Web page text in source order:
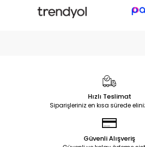
Hızlı Teslimat
Siparişleriniz en kısa sürede
Güvenli Alışveriş